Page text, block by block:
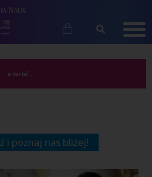
« wróć...
i poznaj nas bliżej!